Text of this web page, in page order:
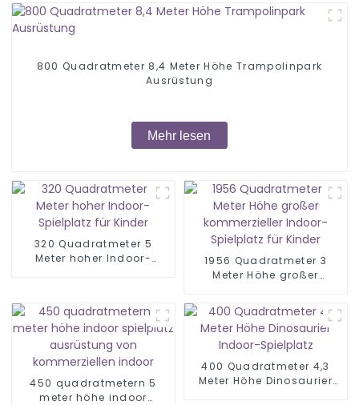
800 Quadratmeter 8,4 Meter Höhe Trampolinpark
Ausrüstung
Mehr lesen
320 Quadratmeter 5
Meter hoher Indoor-
1956 Quadratmeter 3
Meter Höhe großer
Spielplatz für Kinder
450 quadratmetern 5
meter höhe indoor
400 Quadratmeter 4,3
Meter Höhe Dinosaurier